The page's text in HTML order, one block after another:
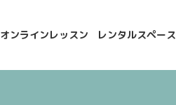
オンラインレッスン レンタルスペース